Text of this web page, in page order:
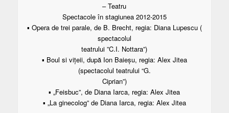
– Teatru
Spectacole în stagiunea 2012-2015
▪ Opera de trei parale, de B. Brecht, regia: Diana Lupescu (
spectacolul
teatrului ”C.I. Nottara”)
▪ Boul si vițeii, după Ion Baieșu, regia: Alex Jitea
(spectacolul teatrului “G.
Ciprian”)
▪ „Feisbuc”, de Diana Iarca, regia: Alex Jitea
▪ „La ginecolog” de Diana Iarca, regia: Alex Jitea